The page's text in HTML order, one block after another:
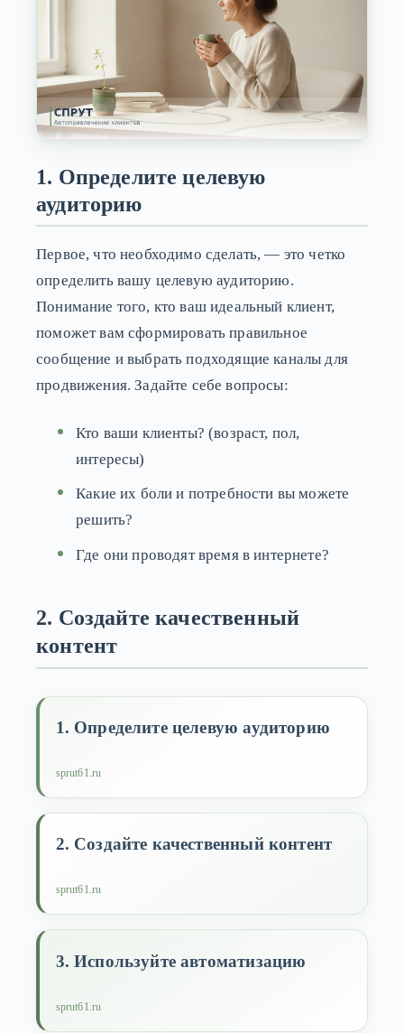
1. Определите целевую
аудиторию
Первое, что необходимо сделать, — это четко
определить вашу целевую аудиторию.
Понимание того, кто ваш идеальный клиент,
поможет вам сформировать правильное
сообщение и выбрать подходящие каналы для
продвижения. Задайте себе вопросы:
Кто ваши клиенты? (возраст, пол,
интересы)
Какие их боли и потребности вы можете
решить?
Где они проводят время в интернете?
2. Создайте качественный
контент
1. Определите целевую аудиторию
sprut61.ru
2. Создайте качественный контент
sprut61.ru
3. Используйте автоматизацию
sprut61.ru